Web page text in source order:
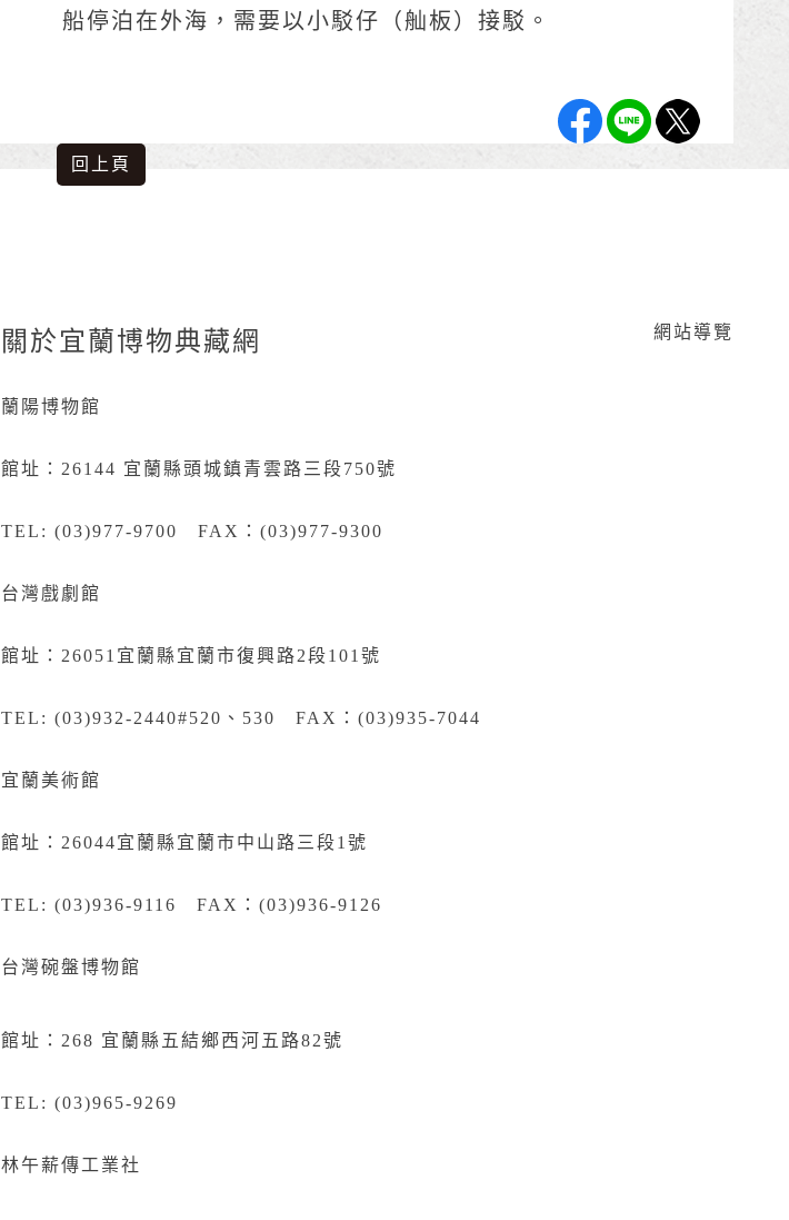
船停泊在外海，需要以小駁仔（舢板）接駁。
回上頁
關於宜蘭博物典藏網
蘭陽博物館
館址：26144 宜蘭縣頭城鎮青雲路三段750號
TEL: (03)977-9700 FAX：(03)977-9300
台灣戲劇館
館址：26051宜蘭縣宜蘭市復興路2段101號
TEL: (03)932-2440#520、530 FAX：(03)935-7044
宜蘭美術館
館址：26044宜蘭縣宜蘭市中山路三段1號
TEL: (03)936-9116 FAX：(03)936-9126
台灣碗盤博物館
館址：268 宜 蘭縣五結鄉西河五路82號
TEL: (03)965-9269
林午薪傳工業社
網站導覽